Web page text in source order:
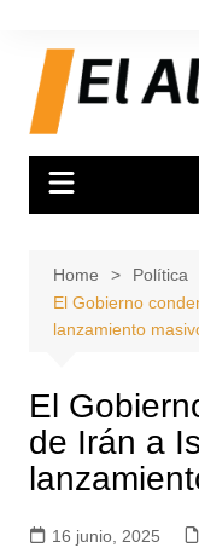
content
Home
Política
El Gobierno
lanzamiento
El
de Irán a
16 junio, 2025